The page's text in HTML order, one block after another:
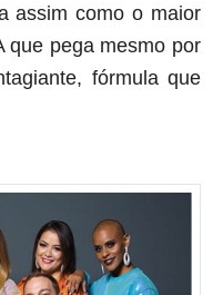
assim como o maior
que pega mesmo por
fórmula que